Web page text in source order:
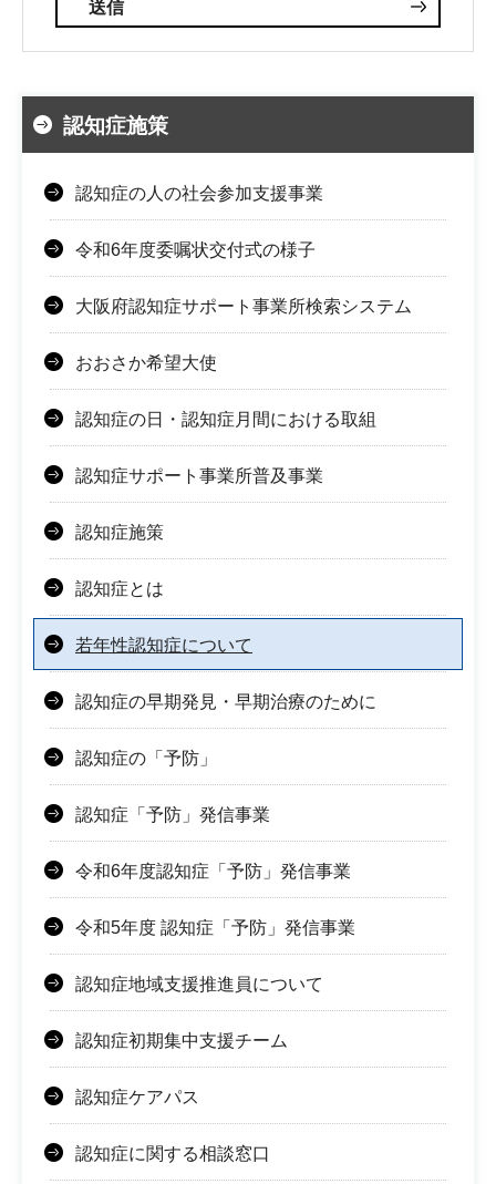
認知症施策
認知症の人の社会参加支援事業
令和6年度委嘱状交付式の様子
大阪府認知症サポート事業所検索システム
おおさか希望大使
認知症の日・認知症月間における取組
認知症サポート事業所普及事業
認知症施策
認知症とは
若年性認知症について
認知症の早期発見・早期治療のために
認知症の「予防」
認知症「予防」発信事業
令和6年度認知症「予防」発信事業
令和5年度 認知症「予防」発信事業
認知症地域支援推進員について
認知症初期集中支援チーム
認知症ケアパス
認知症に関する相談窓口